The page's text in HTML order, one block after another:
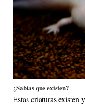
¿Sabías que existen?
Estas criaturas existen